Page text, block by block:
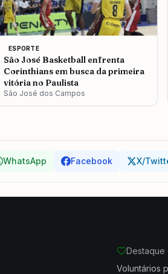
ESPORTE
São José Basketball enfrenta
Corinthians em busca da primeira
vitória no Paulista
São José dos Campos
WhatsApp Facebook X/
Destaque
Voluntários